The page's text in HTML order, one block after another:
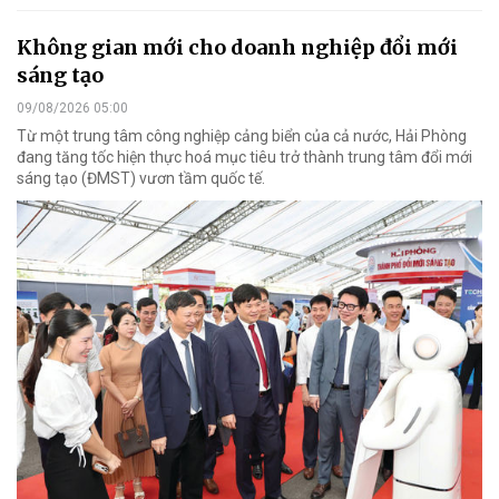
Không gian mới cho doanh nghiệp đổi mới
sáng tạo
09/08/2026 05:00
Từ một trung tâm công nghiệp cảng biển của cả nước, Hải Phòng
đang tăng tốc hiện thực hoá mục tiêu trở thành trung tâm đổi mới
sáng tạo (ĐMST) vươn tầm quốc tế.